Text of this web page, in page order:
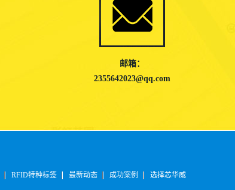
邮箱：
2355642023@qq.com
RFID特种标签 最新动态 成功案例 选择芯华威